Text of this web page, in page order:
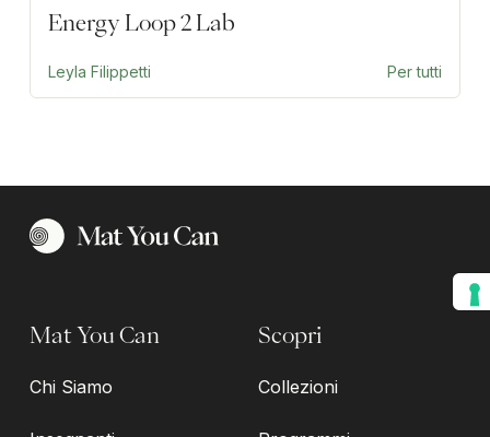
Energy Loop 2 Lab
Leyla Filippetti Per tutti
Mat You Can
Chi Siamo
Scopri
Collezioni